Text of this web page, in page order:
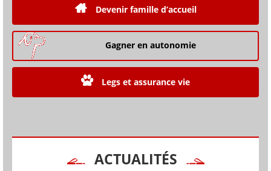
Devenir famille d’accueil
Gagner en autonomie
Legs et assurance vie
ACTUALITÉS